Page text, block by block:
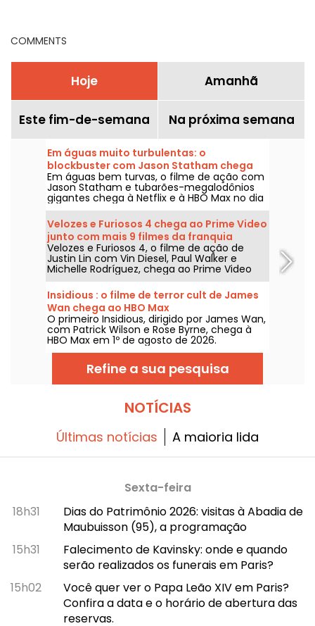
COMMENTS
Hoje Amanhã
Este fim-de-semana Na próxima semana
Em águas muito turbulentas: o
blockbuster com Jason Statham chega
na Netflix e na HBO Max
Em águas bem turvas, o filme de ação com
Jason Statham e tubarões-megalodônios
gigantes chega à Netflix e à HBO Max no dia
2 de agosto de 2026.
Velozes e Furiosos 4 chega ao Prime Video
junto com mais 9 filmes da franquia
Velozes e Furiosos 4, o filme de ação de
Justin Lin com Vin Diesel, Paul Walker e
Michelle Rodríguez, chega ao Prime Video
em 1º de agosto de 2026, com várias
entregas da franquia.
Insidious : o filme de terror cult de James
Wan chega ao HBO Max
O primeiro Insidious, dirigido por James Wan,
com Patrick Wilson e Rose Byrne, chega à
HBO Max em 1º de agosto de 2026.
Refine a sua pesquisa
NOTÍCIAS
Últimas notícias A maioria lida
Sexta-feira
18h31
Dias do Patrimônio 2026: visitas à Abadia de
Maubuisson (95), a programação
15h31
Falecimento de Kavinsky: onde e quando
serão realizados os funerais em Paris?
15h02
Você quer ver o Papa Leão XIV em Paris?
Confira a data e o horário de abertura das
reservas.